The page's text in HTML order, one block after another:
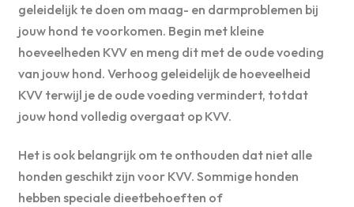
geleidelijk te doen om maag- en darmproblemen bij
jouw hond te voorkomen. Begin met kleine
hoeveelheden KVV en meng dit met de oude voeding
van jouw hond. Verhoog geleidelijk de hoeveelheid
KVV terwijl je de oude voeding vermindert, totdat
jouw hond volledig overgaat op KVV.
Het is ook belangrijk om te onthouden dat niet alle
honden geschikt zijn voor KVV. Sommige honden
hebben speciale dieetbehoeften of